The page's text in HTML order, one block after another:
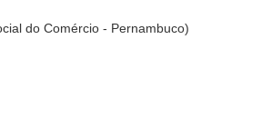
do Comércio - Pernambuco)